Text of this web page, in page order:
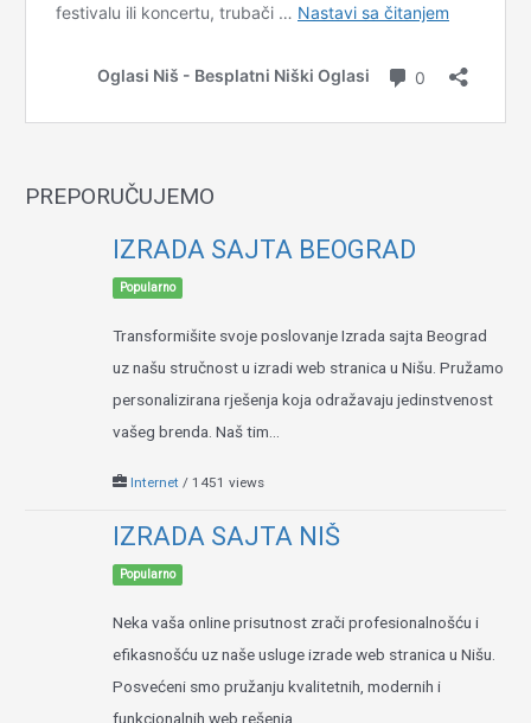
PREPORUČUJEMO
IZRADA SAJTA BEOGRAD
Popularno
Transformišite svoje poslovanje Izrada sajta Beograd
uz našu stručnost u izradi web stranica u Nišu. Pružamo
personalizirana rješenja koja odražavaju jedinstvenost
vašeg brenda. Naš tim...
Internet / 1451 views
IZRADA SAJTA NIŠ
Popularno
Neka vaša online prisutnost zrači profesionalnošću i
efikasnošću uz naše usluge izrade web stranica u Nišu.
Posvećeni smo pružanju kvalitetnih, modernih i
funkcionalnih web rešenja...